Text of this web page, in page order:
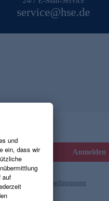
service@hse.de
Anmelden
und die Gutscheinbedingungen